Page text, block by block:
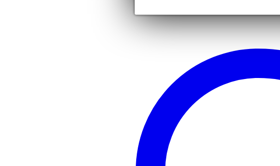
Dimensiones(incluyendo el paquete) 36,0 x 6,0 x 3,0 cm
es una flauta para los que quieren aprender a
digitación: barroca
realizada con resina de excelente calidad
funda protectora, paño para el polvo y cera
1x Innox ISA 02 atril para partituras
El ISA 02 de Innox es un atril para partituras